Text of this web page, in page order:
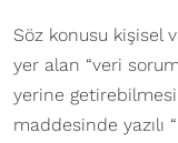
Söz konusu kişisel
yer alan “veri
yerine
maddesinde yazılı